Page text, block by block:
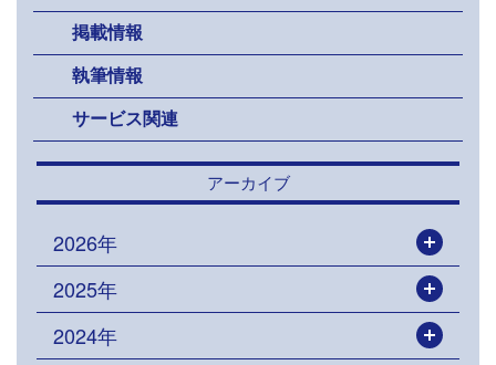
掲載情報
執筆情報
サービス関連
アーカイブ
2026年
2025年
2024年